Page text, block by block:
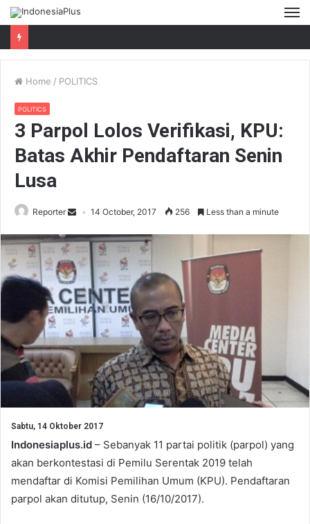
Home / POLITICS
POLITICS
3 Parpol Lolos Verifikasi, KPU:
Batas Akhir Pendaftaran Senin
Lusa
Reporter 14 October, 2017 256 Less than a minute
Sabtu, 14 Oktober 2017
Indonesiaplus.id – Sebanyak 11 partai politik (parpol) yang
akan berkontestasi di Pemilu Serentak 2019 telah
mendaftar di Komisi Pemilihan Umum (KPU). Pendaftaran
parpol akan ditutup, Senin (16/10/2017).